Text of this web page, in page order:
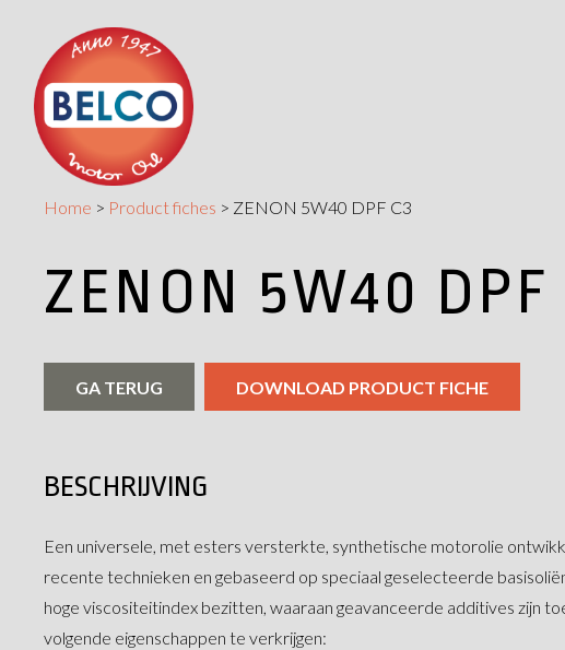
Home > Product fiches > ZENON 5W40 DPF C3
ZENON 5W40 DPF
GA TERUG DOWNLOAD PRODUCT FICHE
BESCHRIJVING
Een universele, met esters versterkte, synthetische motorolie
recente technieken en gebaseerd op speciaal geselecteerde
hoge viscositeitindex bezitten, waaraan geavanceerde additives zijn
volgende eigenschappen te verkrijgen: